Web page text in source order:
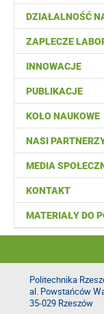
DZIAŁALNOŚĆ
ZAPLECZE
INNOWACJE
PUBLIKACJE
KOŁO NAUKOWE
NASI
MEDIA
KONTAKT
MATERIAŁY DO
Politechnika
al. Powstańców
35-029 Rzeszów